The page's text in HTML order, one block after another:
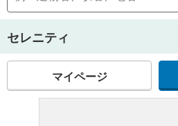
セレニティ
マイページ